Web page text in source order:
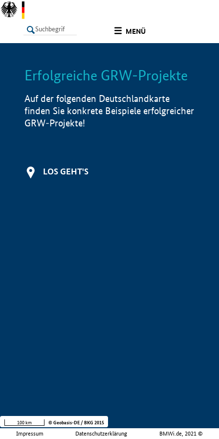
MENÜ
LISTE Info
Erfolgreiche GRW-Projekte
Auf der folgenden Deutschlandkarte
finden Sie konkrete Beispiele erfolgreicher
GRW-Projekte!
LOS GEHT'S
Impressum Datenschutzerklärung BMWi.de, 2021 ©
100 km © Geobasis-DE / BKG 2015